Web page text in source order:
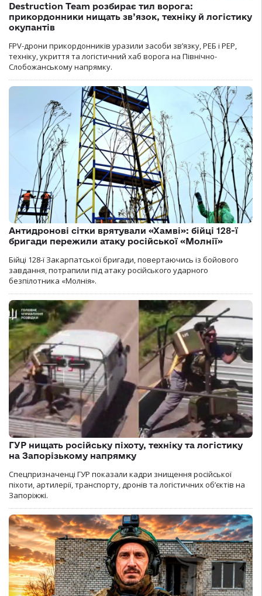
Destruction Team розбирає тил ворога:
прикордонники нищать зв’язок, техніку й логістику
окупантів
FPV-дрони прикордонників уразили засоби зв’язку, РЕБ і РЕР,
техніку, укриття та логістичний хаб ворога на Північно-
Слобожанському напрямку.
Антидронові сітки врятували «Хамві»: бійці 128-ї
бригади пережили атаку російської «Молнії»
Бійці 128-ї Закарпатської бригади, повертаючись із бойового
завдання, потрапили під атаку російського ударного
безпілотника «Молнія».
ГУР нищать російську піхоту, техніку та логістику
на Запорізькому напрямку
Спецпризначенці ГУР показали кадри знищення російської
піхоти, артилерії, транспорту, дронів та логістичних об’єктів на
Запоріжжі.